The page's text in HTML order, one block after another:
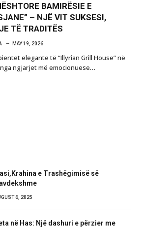
BAMIRËSIE E
– NJË VIT SUKSESI,
TË TRADITËS
MAY 19, 2026
elegante të “Illyrian Grill House” në
ngjarjet më emocionuese…
e Trashëgimisë së
6, 2025
në Has: Një dashuri e përzier me